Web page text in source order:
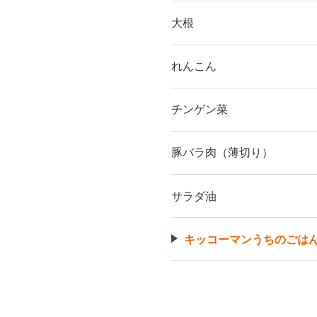
大根
れんこん
チンゲン菜
豚バラ肉（薄切り）
サラダ油
キッコーマンうちのご